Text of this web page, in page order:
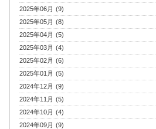
2025年06月 (9)
2025年05月 (8)
2025年04月 (5)
2025年03月 (4)
2025年02月 (6)
2025年01月 (5)
2024年12月 (9)
2024年11月 (5)
2024年10月 (4)
2024年09月 (9)